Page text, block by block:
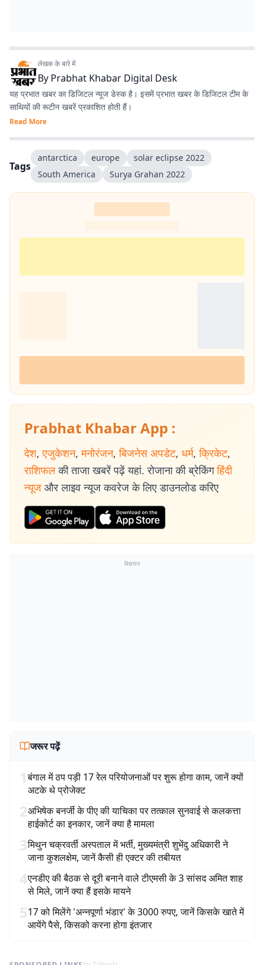
लेखक के बारे में
By Prabhat Khabar Digital Desk
यह प्रभात खबर का डिजिटल न्यूज डेस्क है। इसमें प्रभात खबर के डिजिटल टीम के
साथियों की रूटीन खबरें प्रकाशित होती हैं।
Read More
Tags
antarctica europe
solar eclipse 2022
South America
Surya Grahan 2022
Prabhat Khabar App :
देश, एजुकेशन, मनोरंजन, बिजनेस अपडेट, धर्म, क्रिकेट,
राशिफल की ताजा खबरें पढ़ें यहां. रोजाना की ब्रेकिंग हिंदी
न्यूज और लाइव न्यूज कवरेज के लिए डाउनलोड करिए
विज्ञापन
जरूर पढ़ें
1बंगाल में ठप पड़ी 17 रेल परियोजनाओं पर शुरू होगा काम, जानें क्यों
अटके थे प्रोजेक्ट
2अभिषेक बनर्जी के पीए की याचिका पर तत्काल सुनवाई से कलकत्ता
हाईकोर्ट का इनकार, जानें क्या है मामला
3मिथुन चक्रवर्ती अस्पताल में भर्ती, मुख्यमंत्री शुभेंदु अधिकारी ने
जाना कुशलक्षेम, जानें कैसी ही एक्टर की तबीयत
4एनडीए की बैठक से दूरी बनाने वाले टीएमसी के 3 सांसद अमित शाह
से मिले, जानें क्या हैं इसके मायने
517 को मिलेंगे 'अन्नपूर्णा भंडार' के 3000 रुपए, जानें किसके खाते में
आयेंगे पैसे, किसको करना होगा इंतजार